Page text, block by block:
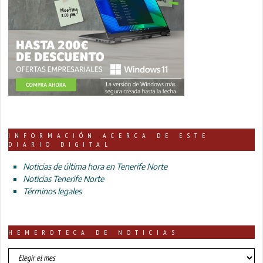
INFORMACIÓN ACERCA DE ESTE
DIARIO DIGITAL
Noticias de última hora en Tenerife Norte
Noticias Tenerife Norte
Términos legales
HEMEROTECA DE NOTICIAS
HEMEROTECA